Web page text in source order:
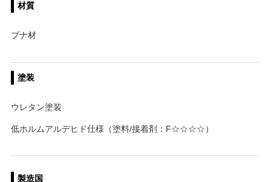
材質
ブナ材
塗装
ウレタン塗装
低ホルムアルデヒド仕様（塗料/接着剤：F☆☆☆☆）
製造国